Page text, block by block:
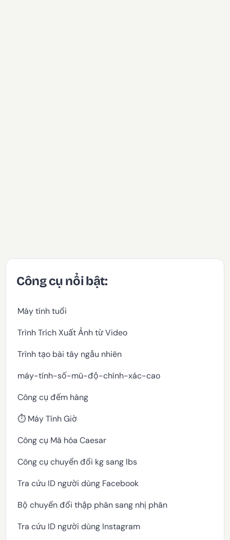
Công cụ nổi bật:
Máy tính tuổi
Trình Trích Xuất Ảnh từ Video
Trình tạo bài tây ngẫu nhiên
máy-tính-số-mũ-độ-chính-xác-cao
Công cụ đếm hàng
⏱️ Máy Tính Giờ
Công cụ Mã hóa Caesar
Công cụ chuyển đổi kg sang lbs
Tra cứu ID người dùng Facebook
Bộ chuyển đổi thập phân sang nhị phân
Tra cứu ID người dùng Instagram